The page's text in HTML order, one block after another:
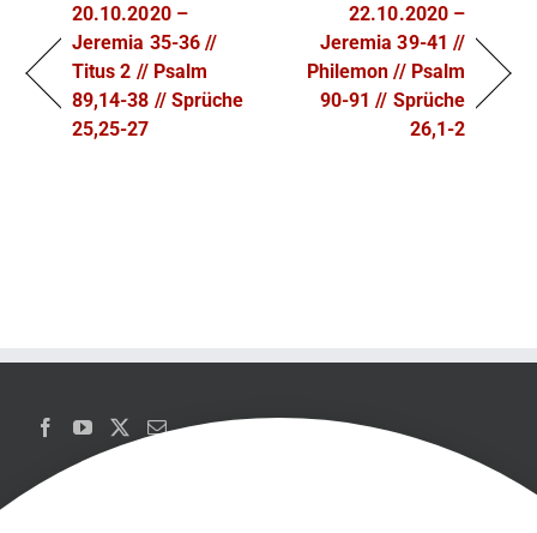
20.10.2020 –
Jeremia 35-36 //
Titus 2 // Psalm
89,14-38 // Sprüche
25,25-27
22.10.2020 –
Jeremia 39-41 //
Philemon // Psalm
90-91 // Sprüche
26,1-2